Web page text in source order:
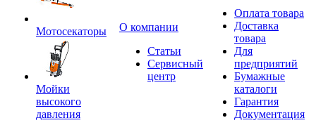
Мотосекаторы
Мойки
высокого
давления
O компании
Статьи
Сервисный
центр
Оплата товара
Доставка
товара
Для
предприятий
Бумажные
каталоги
Гарантия
Документация